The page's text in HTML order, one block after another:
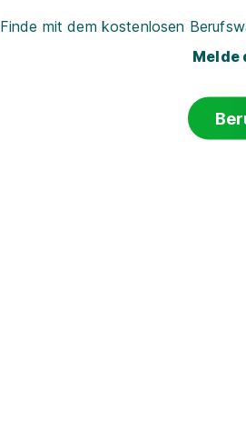
Finde mit dem kostenlosen
Melde